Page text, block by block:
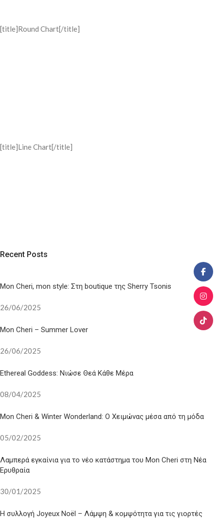
[title]Round Chart[/title]
[title]Line Chart[/title]
Recent Posts
Mon Cheri, mon style: Στη boutique της Sherry Tsonis
26/06/2025
Mon Cheri – Summer Lover
26/06/2025
Ethereal Goddess: Νιώσε Θεά Κάθε Μέρα
08/04/2025
Mon Cheri & Winter Wonderland: Ο Χειμώνας μέσα από τη μόδα
05/02/2025
Λαμπερά εγκαίνια για το νέο κατάστημα του Mon Cheri στη Νέα
Ερυθραία
30/01/2025
Η συλλογή Joyeux Noël – Λάμψη & κομψότητα για τις γιορτές